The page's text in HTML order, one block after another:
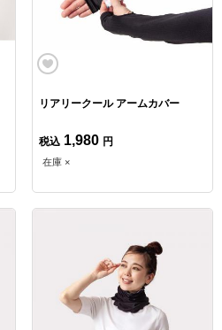
リアリークール アームカバー
税込 1,980 円
在庫 ×